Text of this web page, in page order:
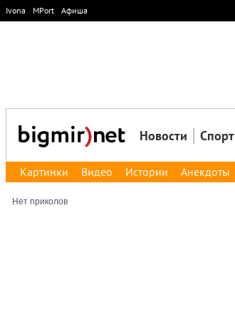
Ivona MPort Афиша
Новости Спорт
Картинки Видео Истории Анекдоты
Нет приколов